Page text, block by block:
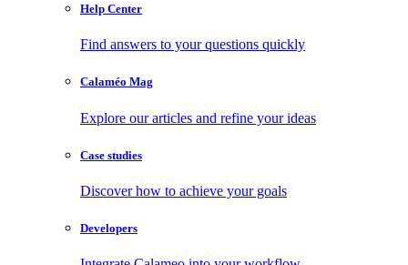
Help Center
Find answers to your questions quickly
Calaméo Mag
Explore our articles and refine your ideas
Case studies
Discover how to achieve your goals
Developers